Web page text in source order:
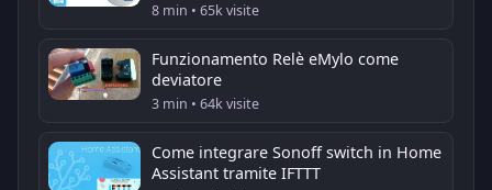
8 min • 65k visite
Funzionamento Relè eMylo come
deviatore
3 min • 64k visite
Come integrare Sonoff switch in Home
Assistant tramite IFTTT